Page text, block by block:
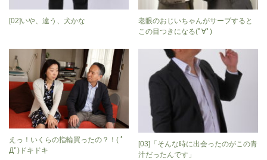
[02]いや、違う、犬かな
老眼のおじいちゃんがサーブすると
この目つきになる(ﾟ∀ﾟ)
えっ！いくらの指輪買ったの？！( ﾟ
Дﾟ)ドキドキ
[03]「そんな時に出会ったのがこの青
汁だったんです」